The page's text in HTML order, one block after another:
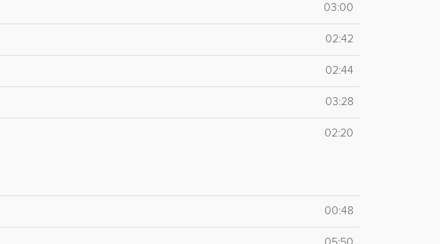
03:00
02:42
02:44
03:28
02:20
00:48